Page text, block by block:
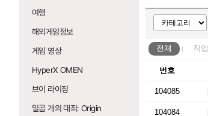
여행
해외게임정보
게임 영상
HyperX OMEN
브이 라이징
일곱 개의 대죄: Origin
전체 직업
번호
104085
104084